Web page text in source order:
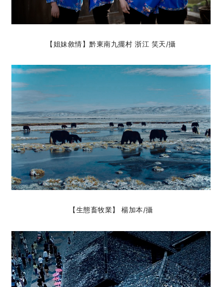
【姐妹敘情】黔東南九擺村 浙江 笑天/攝
【生態畜牧業】 楊加本/攝